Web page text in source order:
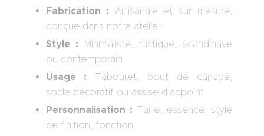
Fabrication : Artisanale et sur mesure,
conçue dans notre atelier
Style : Minimaliste, rustique, scandinave
ou contemporain
Usage : Tabouret, bout de canapé,
socle décoratif ou assise d’appoint
Personnalisation : Taille, essence, style
de finition, fonction